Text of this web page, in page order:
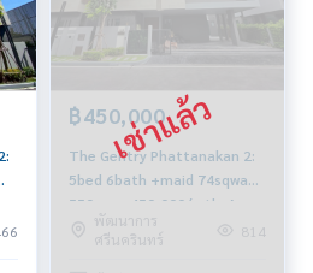
฿450,000
The Gentry Phattanakan 2:
5bed 6bath +maid 74sqwah
550sqm. 450,000/mth. Am:
0656199198
พัฒนาการ
ศรีนครินทร์
814